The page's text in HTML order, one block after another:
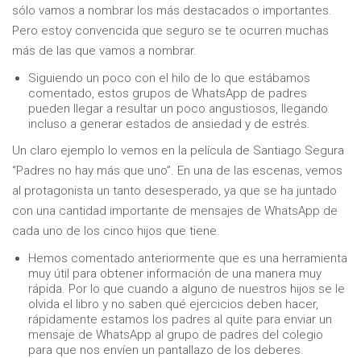
sólo vamos a nombrar los más destacados o importantes.
Pero estoy convencida que seguro se te ocurren muchas
más de las que vamos a nombrar.
Siguiendo un poco con el hilo de lo que estábamos
comentado, estos grupos de WhatsApp de padres
pueden llegar a resultar un poco angustiosos, llegando
incluso a generar estados de ansiedad y de estrés.
Un claro ejemplo lo vemos en la película de Santiago Segura
“Padres no hay más que uno”. En una de las escenas, vemos
al protagonista un tanto desesperado, ya que se ha juntado
con una cantidad importante de mensajes de WhatsApp de
cada uno de los cinco hijos que tiene.
Hemos comentado anteriormente que es una herramienta
muy útil para obtener información de una manera muy
rápida. Por lo que cuando a alguno de nuestros hijos se le
olvida el libro y no saben qué ejercicios deben hacer,
rápidamente estamos los padres al quite para enviar un
mensaje de WhatsApp al grupo de padres del colegio
para que nos envíen un pantallazo de los deberes.